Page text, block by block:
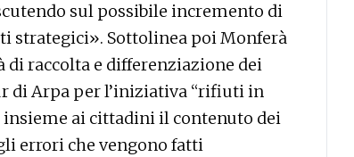
sul possibile incremento di
strategici». Sottolinea poi Monferà
raccolta e differenziazione dei
di Arpa per l’iniziativa “rifiuti in
insieme ai cittadini il contenuto dei
errori che vengono fatti